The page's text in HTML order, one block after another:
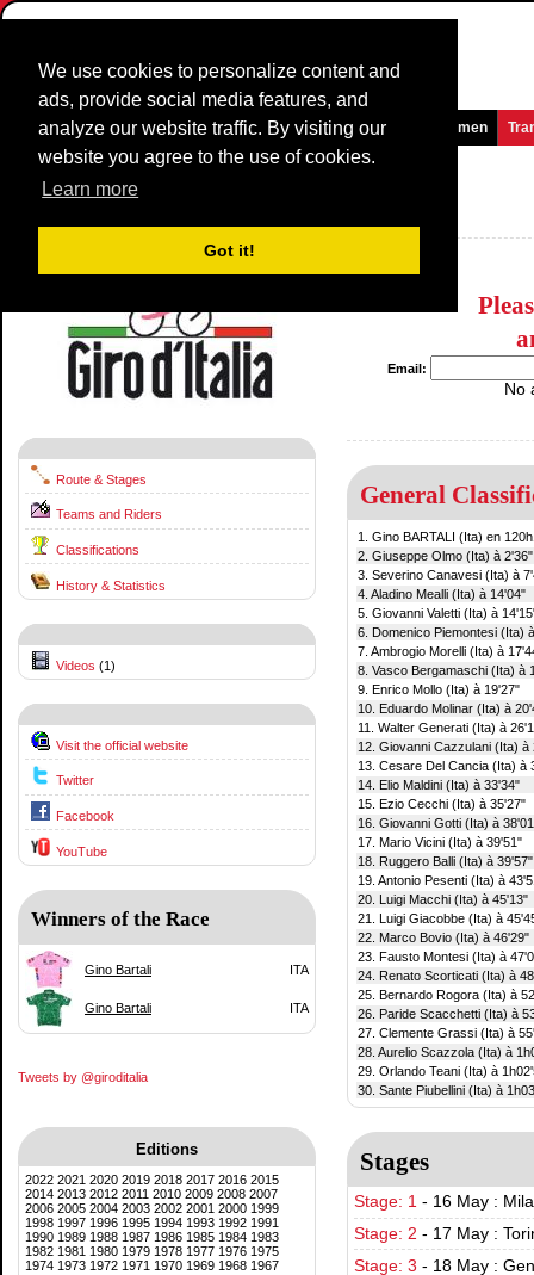
We use cookies to personalize content and
ads, provide social media features, and
analyze our website traffic. By visiting our
website you agree to the use of cookies.
Learn more
Got it!
Homepage News and Media Games Races Teams Women
Giro d'Italia 1936
Italy / 16 May - 7 June
1935
Route & Stages
Teams and Riders
Classifications
History & Statistics
Videos (1)
Visit the official website
Twitter
Facebook
YouTube
Winners of the Race
Gino Bartali ITA
Gino Bartali ITA
Tweets by @giroditalia
Editions
2022 2021 2020 2019 2018 2017 2016 2015
2014 2013 2012 2011 2010 2009 2008 2007
2006 2005 2004 2003 2002 2001 2000 1999
1998 1997 1996 1995 1994 1993 1992 1991
1990 1989 1988 1987 1986 1985 1984 1983
1982 1981 1980 1979 1978 1977 1976 1975
1974 1973 1972 1971 1970 1969 1968 1967
Email:
No
General
1. Gino BARTALI (Ita) en
2. Giuseppe Olmo (Ita) à 2'36"
3. Severino Canavesi (Ita) à
4. Aladino Mealli (Ita) à 14'04"
5. Giovanni Valetti (Ita) à
6. Domenico Piemontesi (Ita)
7. Ambrogio Morelli (Ita) à
8. Vasco Bergamaschi (Ita) à
9. Enrico Mollo (Ita) à 19'27"
10. Eduardo Molinar (Ita) à
11. Walter Generati (Ita) à
12. Giovanni Cazzulani (Ita) à
13. Cesare Del Cancia (Ita) à
14. Elio Maldini (Ita) à 33'34"
15. Ezio Cecchi (Ita) à 35'27"
16. Giovanni Gotti (Ita) à
17. Mario Vicini (Ita) à 39'51"
18. Ruggero Balli (Ita) à 39'57"
19. Antonio Pesenti (Ita) à
20. Luigi Macchi (Ita) à 45'13"
21. Luigi Giacobbe (Ita) à
22. Marco Bovio (Ita) à 46'29"
23. Fausto Montesi (Ita) à
24. Renato Scorticati (Ita) à
25. Bernardo Rogora (Ita) à
26. Paride Scacchetti (Ita) à
27. Clemente Grassi (Ita) à
28. Aurelio Scazzola (Ita) à
29. Orlando Teani (Ita) à
30. Sante Piubellini (Ita) à
Stages
Stage: 1 - 16 May :
Stage: 2 - 17 May :
Stage: 3 - 18 May :